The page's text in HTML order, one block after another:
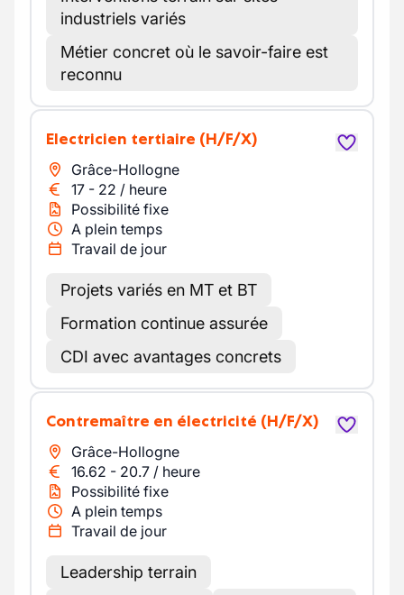
industriels variés
Métier concret où le savoir-faire est
reconnu
Electricien tertiaire (H/F/X)
Grâce-Hollogne
17 - 22 / heure
Possibilité fixe
A plein temps
Travail de jour
Projets variés en MT et BT
Formation continue assurée
CDI avec avantages concrets
Contremaître en électricité (H/F/X)
Grâce-Hollogne
16.62 - 20.7 / heure
Possibilité fixe
A plein temps
Travail de jour
Leadership terrain